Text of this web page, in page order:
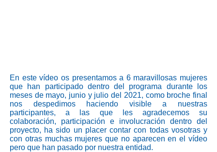
En este vídeo os presentamos a 6 maravillosas mujeres
que han participado dentro del programa durante los
meses de mayo, junio y julio del 2021, como broche final
nos despedimos haciendo visible a nuestras
participantes, a las que les agradecemos su
colaboración, participación e involucración dentro del
proyecto, ha sido un placer contar con todas vosotras y
con otras muchas mujeres que no aparecen en el vídeo
pero que han pasado por nuestra entidad.